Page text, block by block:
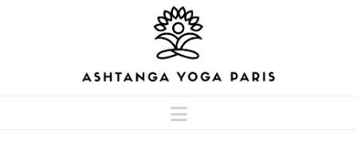
Navigation